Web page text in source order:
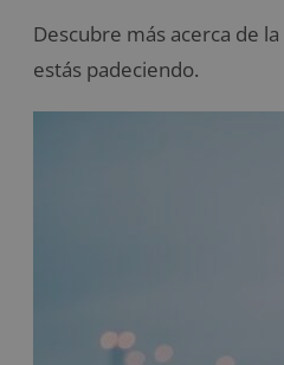
Descubre más acerca de la
estás padeciendo.